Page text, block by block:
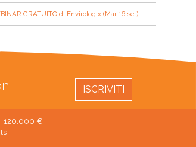
GRATUITO di Envirologix (Mar 16 set)
ISCRIVITI
120.000 €